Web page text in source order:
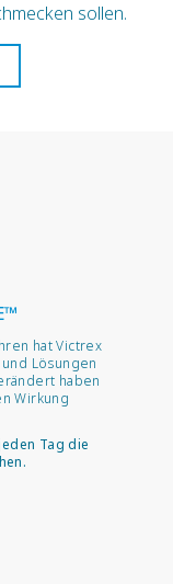
sollen.
hat Victrex
Lösungen
haben
Wirkung
Tag die